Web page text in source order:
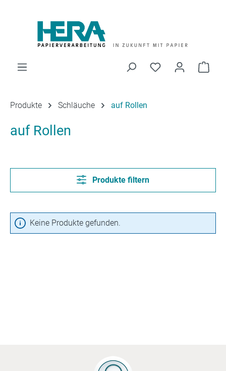
Du hast 0
Produkte Schläuche auf Rollen
auf Rollen
Produkte filtern
Keine Produkte gefunden.